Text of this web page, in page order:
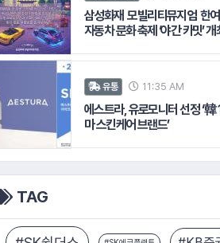
삼성화재 모빌리티뮤지엄 한
자동차 문화 축제 ‘야간 카밋’ 개
유통 11:35 AM
에스트라, 유로모니터 선정 ‘韓
마 스킨케어 브랜드’
TAG
#엔씨소프트
산